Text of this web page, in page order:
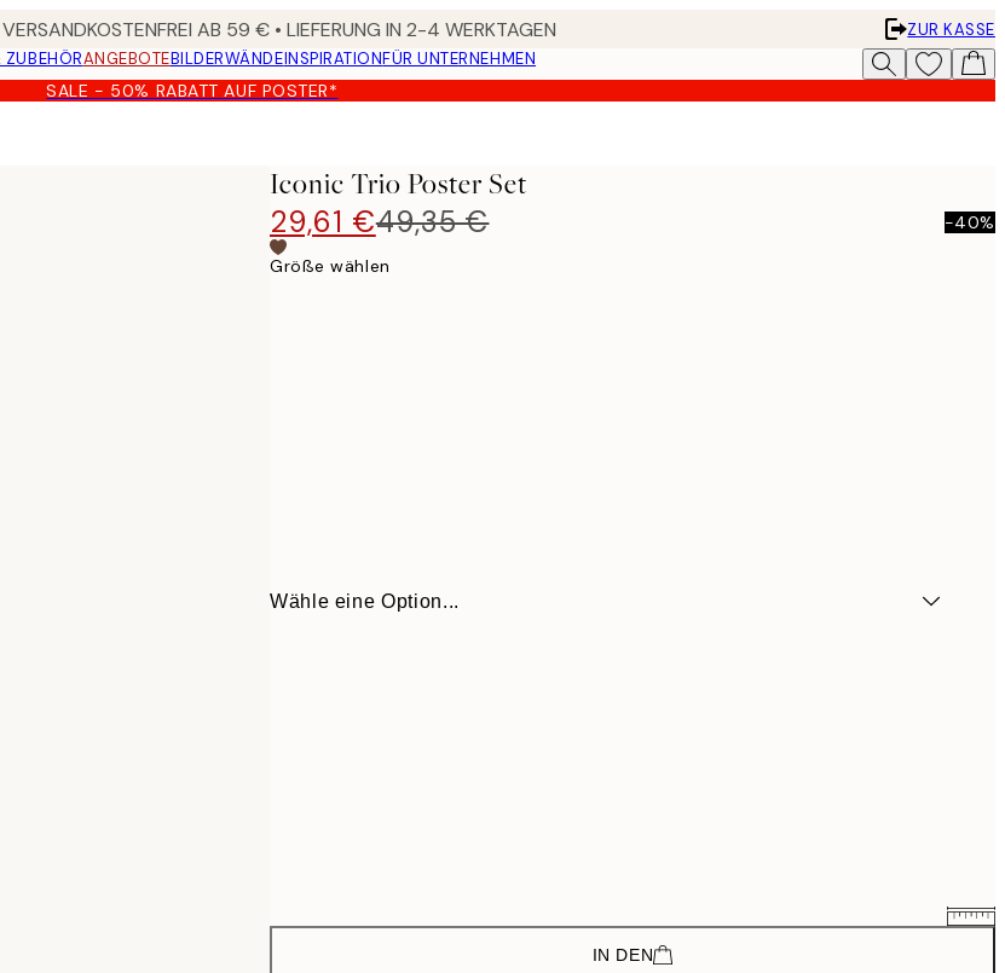
VERSANDKOSTENFREI AB 59 € • LIEFERUNG IN 2-4 WERKTAGEN
ZUR KASSE
ANGEBOTEBILDERWÄNDEINSPIRATIONFÜR UNTERNEHMEN
SALE - 50% RABATT AUF POSTER*
Iconic Trio Poster Set
29,61 €49,35 € -40%
Größe wählen
Wähle eine Option...
IN DEN